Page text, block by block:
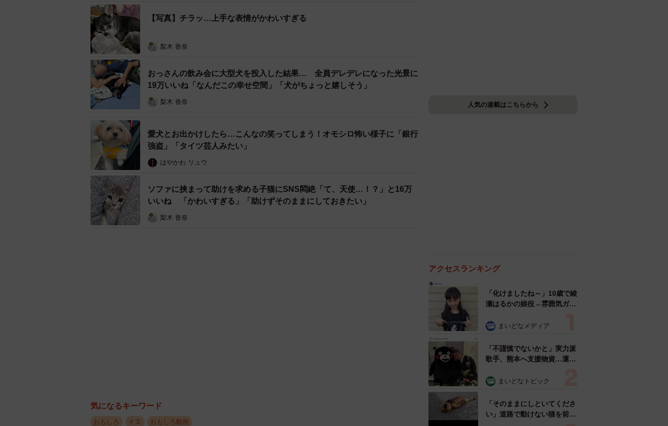
ぬいぐるみをくわえたつぶしゃん（画像提供：ナミスケさん）
すると、ハッと気づいたように背後にまわってモゾモゾ。ぬいぐるみをくわえてクッション
の上に戻ると、勢いよくポイッ！
【写真】チラッ…上手な表情がかわいすぎる
梨木 香奈
おっさんの飲み会に大型犬を投入した結果… 全員デレデレになった光景に
19万いいね「なんだこの幸せ空間」「犬がちょっと嬉しそう」
梨木 香奈
愛犬とお出かけしたら…こんなの笑ってしまう！オモシロ怖い様子に「銀行
強盗」「タイツ芸人みたい」
はやかわ リュウ
ソファに挟まって助けを求める子猫にSNS悶絶「て、天使…！？」と16万
いいね 「かわいすぎる」「助けずそのままにしておきたい」
梨木 香奈
気になるキーワード
おもしろ イヌ おもしろ動画
人気の連載はこちらから
アクセスランキング
「化けましたね～」10歳で綾
瀬はるかの娘役→雰囲気ガラ
雰囲気が」「宝塚に入れそ
まいどなメディア
「不謹慎でないかと」実力派
歌手、熊本へ支援物資…運搬
めらい 「痛いほど伝わる」
まいどなトピック
「そのままにしといてくださ
い」道路で動けない猫を前に